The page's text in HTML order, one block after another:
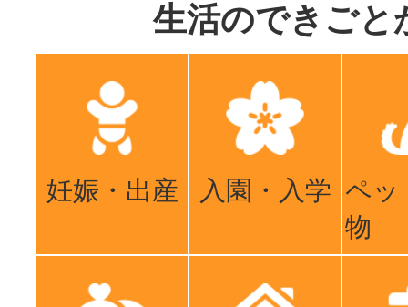
生活のできごと
妊娠・出産 入園・入学 ペッ
物